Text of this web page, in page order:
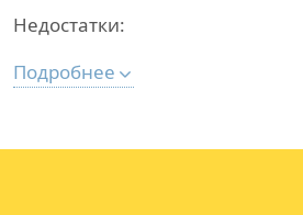
Недостатки:
Подробнее